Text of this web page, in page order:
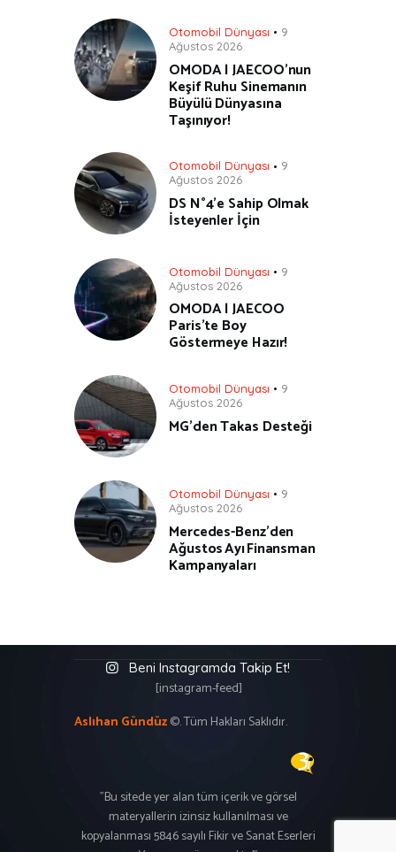
Otomobil Dünyası
9
Ağustos 2026
OMODA | JAECOO’nun
Keşif Ruhu Sinemanın
Büyülü Dünyasına
Taşınıyor!
Otomobil Dünyası
9
Ağustos 2026
DS N°4’e Sahip Olmak
İsteyenler İçin
Otomobil Dünyası
9
Ağustos 2026
OMODA | JAECOO
Paris’te Boy
Göstermeye Hazır!
Otomobil Dünyası
9
Ağustos 2026
MG’den Takas Desteği
Otomobil Dünyası
9
Ağustos 2026
Mercedes-Benz’den
Ağustos Ayı Finansman
Kampanyaları
Beni Instagramda Takip Et!
[instagram-feed]
Aslıhan Gündüz©. Tüm Hakları Saklıdır.
"Bu sitede yer alan tüm içerik ve görsel
materyallerin izinsiz kullanılması ve
kopyalanması 5846 sayılı Fikir ve Sanat Eserleri